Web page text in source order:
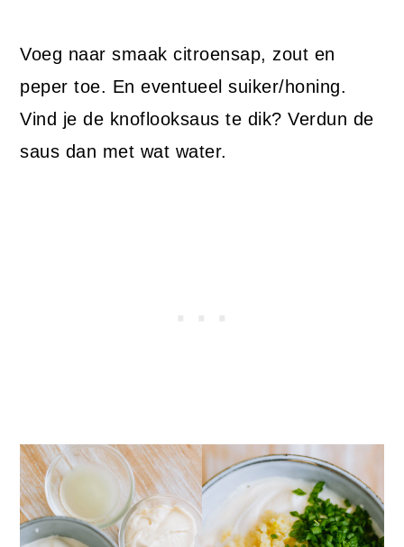
Voeg naar smaak citroensap, zout en
peper toe. En eventueel suiker/honing.
Vind je de knoflooksaus te dik? Verdun de
saus dan met wat water.